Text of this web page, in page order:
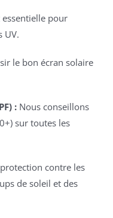
essentielle pour
UV.
le bon écran solaire
: Nous conseillons
sur toutes les
contre les
de soleil et des